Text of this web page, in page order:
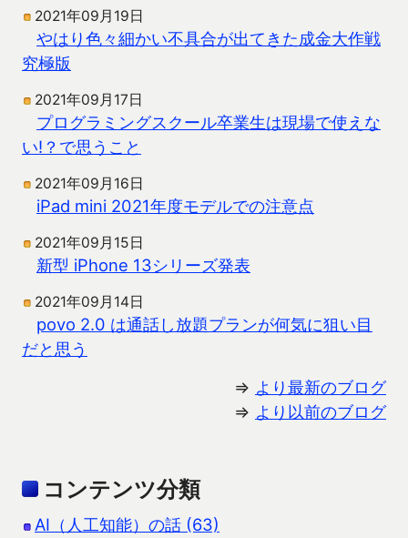
2021年09月19日
やはり色々細かい不具合が出てきた成金大作戦
究極版
2021年09月17日
プログラミングスクール卒業生は現場で使えな
い!？で思うこと
2021年09月16日
iPad mini 2021年度モデルでの注意点
2021年09月15日
新型 iPhone 13シリーズ発表
2021年09月14日
povo 2.0 は通話し放題プランが何気に狙い目
だと思う
⇒ より最新のブログ
⇒ より以前のブログ
コンテンツ分類
AI（人工知能）の話 (63)